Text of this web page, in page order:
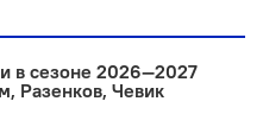
в сезоне 2026—2027
Разенков, Чевик